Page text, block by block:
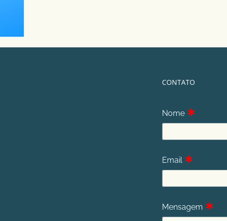
CONTATO
Nome ∗
Email ∗
Mensagem ∗